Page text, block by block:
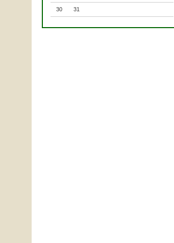
30 31